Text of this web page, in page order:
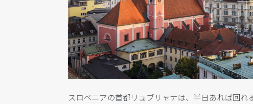
スロベニアの首都リュブリャナは、半日あれば回れ